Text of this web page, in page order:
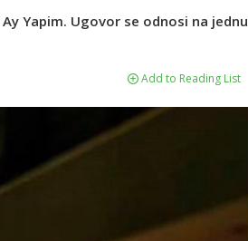
Yapim. Ugovor se odnosi na jednu
Add to Reading List